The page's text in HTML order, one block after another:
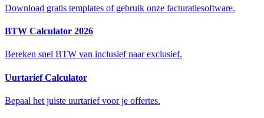
Download gratis templates of gebruik onze facturatiesoftware.
BTW Calculator 2026
Bereken snel BTW van inclusief naar exclusief.
Uurtarief Calculator
Bepaal het juiste uurtarief voor je offertes.